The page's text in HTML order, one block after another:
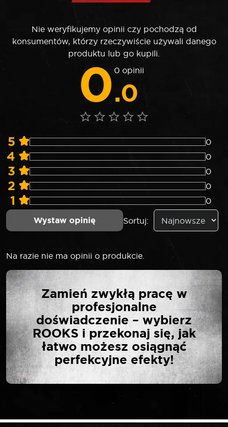
Nie weryfikujemy opinii czy pochodzą od
konsumentów, którzy rzeczywiście używali danego
produktu lub go kupili.
0.0
0 opinii
5 0
4 0
3 0
2 0
1 0
Wystaw opinię Sortuj:
Na razie nie ma opinii o produkcie.
NAPISZ PIERWSZĄ
OPINIĘ O „ROOKS
KLUCZ TRÓJRAMIENNY
DO FILTRÓW OLEJU 70-
130 MM 3/8″”
Twój adres email nie zostanie opublikowany.
Zamień zwykłą pracę w
profesjonalne
doświadczenie – wybierz
ROOKS i przekonaj się, jak
łatwo możesz osiągnąć
perfekcyjne efekty!